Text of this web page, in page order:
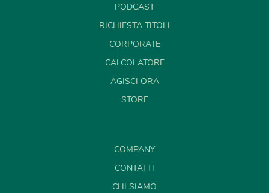
PODCAST
RICHIESTA TITOLI
CORPORATE
CALCOLATORE
AGISCI ORA
STORE
COMPANY
CONTATTI
CHI SIAMO